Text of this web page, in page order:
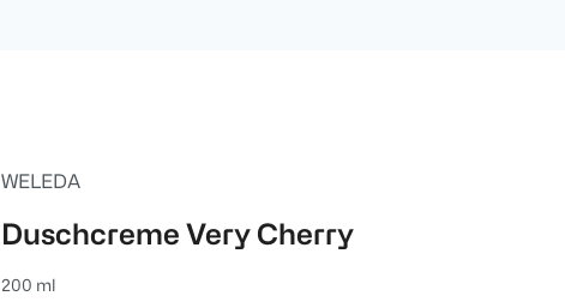
WELEDA
Duschcreme Very Cherry
200 ml